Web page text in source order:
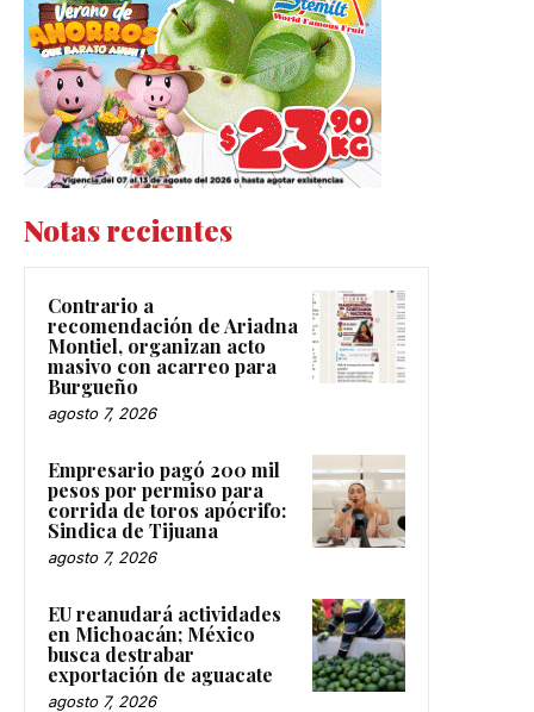
Notas recientes
Contrario a
recomendación de Ariadna
Montiel, organizan acto
masivo con acarreo para
Burgueño
agosto 7, 2026
Empresario pagó 200 mil
pesos por permiso para
corrida de toros apócrifo:
Sindica de Tijuana
agosto 7, 2026
EU reanudará actividades
en Michoacán; México
busca destrabar
exportación de aguacate
agosto 7, 2026